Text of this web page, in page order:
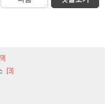
[9]
[3]